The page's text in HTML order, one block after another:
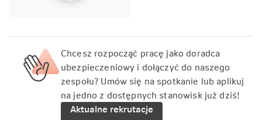
Chcesz rozpocząć pracę jako doradca
ubezpieczeniowy i dołączyć do naszego
zespołu? Umów się na spotkanie lub aplikuj
na jedno z dostępnych stanowisk już dziś!
Aktualne rekrutacje